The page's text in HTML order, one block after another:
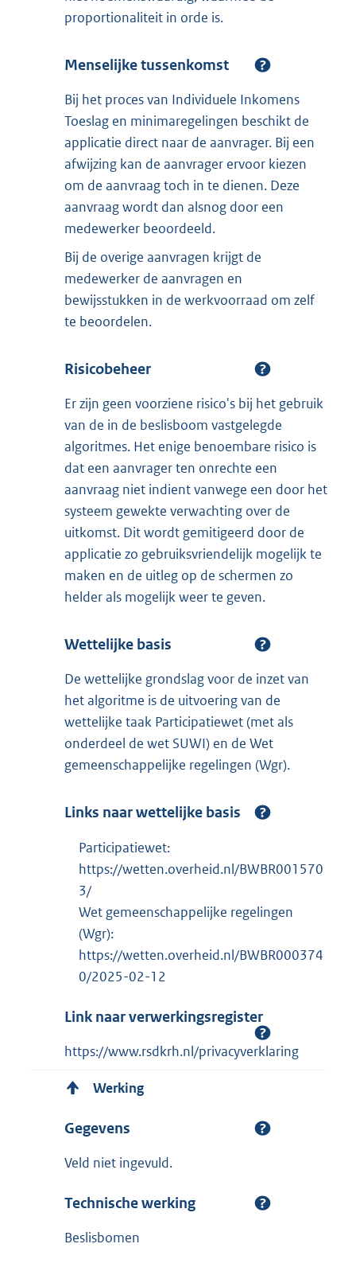
proportionaliteit in orde is.
Menselijke tussenkomst
Bij het proces van Individuele Inkomens
Toeslag en minimaregelingen beschikt de
applicatie direct naar de aanvrager. Bij een
afwijzing kan de aanvrager ervoor kiezen
om de aanvraag toch in te dienen. Deze
aanvraag wordt dan alsnog door een
medewerker beoordeeld.
Bij de overige aanvragen krijgt de
medewerker de aanvragen en
bewijsstukken in de werkvoorraad om zelf
te beoordelen.
Risicobeheer
Er zijn geen voorziene risico's bij het gebruik
van de in de beslisboom vastgelegde
algoritmes. Het enige benoembare risico is
dat een aanvrager ten onrechte een
aanvraag niet indient vanwege een door het
systeem gewekte verwachting over de
uitkomst. Dit wordt gemitigeerd door de
applicatie zo gebruiksvriendelijk mogelijk te
maken en de uitleg op de schermen zo
helder als mogelijk weer te geven.
Wettelijke basis
De wettelijke grondslag voor de inzet van
het algoritme is de uitvoering van de
wettelijke taak Participatiewet (met als
onderdeel de wet SUWI) en de Wet
gemeenschappelijke regelingen (Wgr).
Links naar wettelijke basis
Participatiewet:
https://wetten.overheid.nl/BWBR001570
3/
Wet gemeenschappelijke regelingen
(Wgr):
https://wetten.overheid.nl/BWBR000374
0/2025-02-12
Link naar verwerkingsregister
https://www.rsdkrh.nl/privacyverklaring
Werking
Gegevens
Veld niet ingevuld.
Technische werking
Beslisbomen